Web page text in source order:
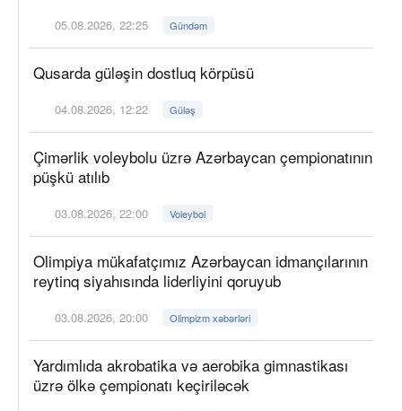
05.08.2026, 22:25 Gündəm
Qusarda güləşin dostluq körpüsü
04.08.2026, 12:22 Güləş
Çimərlik voleybolu üzrə Azərbaycan çempionatının
püşkü atılıb
03.08.2026, 22:00 Voleybol
Olimpiya mükafatçımız Azərbaycan idmançılarının
reytinq siyahısında liderliyini qoruyub
03.08.2026, 20:00 Olimpizm xəbərləri
Yardımlıda akrobatika və aerobika gimnastikası
üzrə ölkə çempionatı keçiriləcək